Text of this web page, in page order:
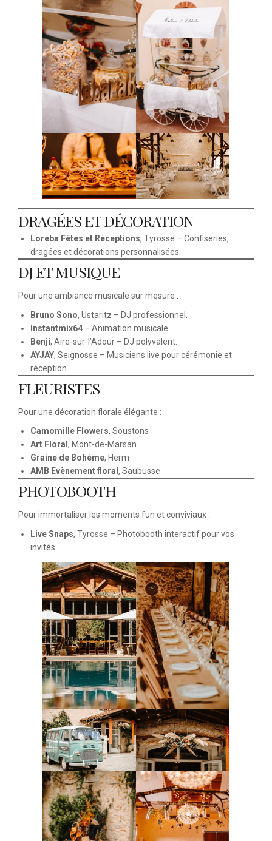
DRAGÉES ET DÉCORATION
Loreba Fêtes et Réceptions, Tyrosse – Confiseries,
dragées et décorations personnalisées.
DJ ET MUSIQUE
Pour une ambiance musicale sur mesure :
Bruno Sono, Ustaritz – DJ professionnel.
Instantmix64 – Animation musicale.
Benji, Aire-sur-l’Adour – DJ polyvalent.
AYJAY, Seignosse – Musiciens live pour cérémonie et
réception.
FLEURISTES
Pour une décoration florale élégante :
Camomille Flowers, Soustons
Art Floral , Mont-de-Marsan
Graine de Bohème, Herm
AMB Evènement floral , Saubusse
PHOTOBOOTH
Pour immortaliser les moments fun et conviviaux :
Live Snaps, Tyrosse – Photobooth interactif pour vos
invités.